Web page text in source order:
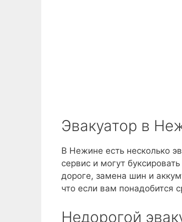
Эвакуатор в
В Нежине есть несколько
сервис и могут
дороге, замена шин и
что если вам понадобится
Недорогой